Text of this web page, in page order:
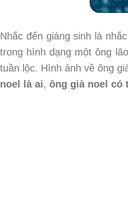
Nhắc đến giáng sinh là
trong hình dạng một ông
tuần lộc. Hình ảnh về ông
noel là ai, ông già noel có